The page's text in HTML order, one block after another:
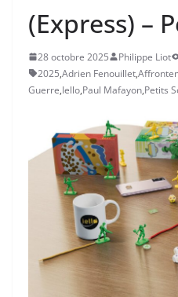
(Express) –
28 octobre 2025 Philippe Liot
2025,Adrien Fenouillet,
Guerre,Iello,Paul Mafayon,Petits